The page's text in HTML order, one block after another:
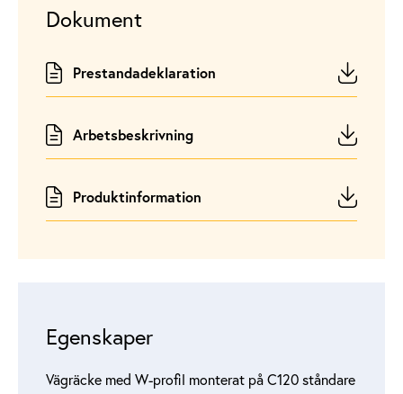
Dokument
Prestandadeklaration
Arbetsbeskrivning
Produktinformation
Egenskaper
Vägräcke med W-profil monterat på C120 ståndare